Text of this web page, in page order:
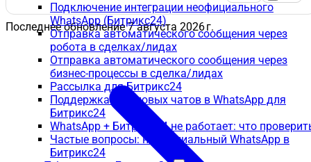
Подключение интеграции неофициального
WhatsApp (Битрикс24)
Отправка автоматического сообщения через
робота в сделках/лидах
Отправка автоматического сообщения через
бизнес-процессы в сделка/лидах
Рассылка для Битрикс24
Поддержка групповых чатов в WhatsApp для
Битрикс24
WhatsApp + Битрикс24 не работает: что
Частые вопросы: неофициальный WhatsApp в
Битрикс24
Последнее обновление7 августа 2026 г.